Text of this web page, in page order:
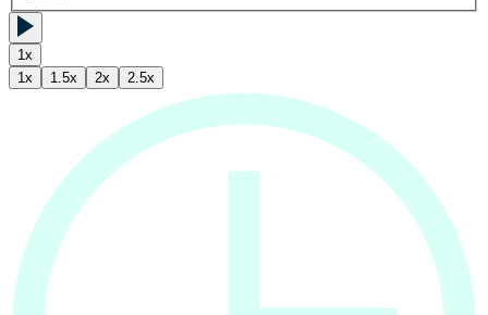
1x
1x 1.5x 2x 2.5x